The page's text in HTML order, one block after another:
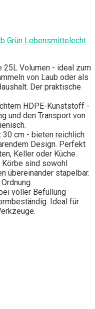
Grün Lebensmittelecht
25L Volumen - ideal zum
von Laub oder als
Der praktische
HDPE-Kunststoff -
und den Transport von
30 cm - bieten reichlich
Design. Perfekt
Keller oder Küche.
sind sowohl
übereinander stapelbar.
voller Befüllung
Ideal für